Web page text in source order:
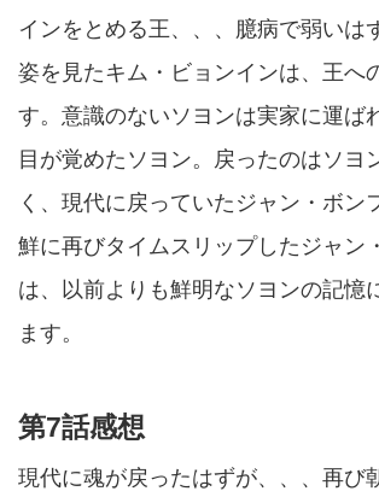
インをとめる王、、、臆病で弱いは
姿を見たキム・ビョンインは、王へ
す。意識のないソヨンは実家に運ば
目が覚めたソヨン。戻ったのはソヨ
く、現代に戻っていたジャン・ボン
鮮に再びタイムスリップしたジャン
は、以前よりも鮮明なソヨンの記憶
ます。
第7話感想
現代に魂が戻ったはずが、、、再び